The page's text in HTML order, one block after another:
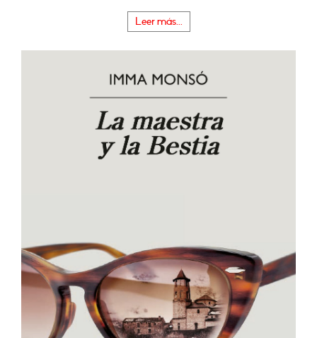
Leer más...